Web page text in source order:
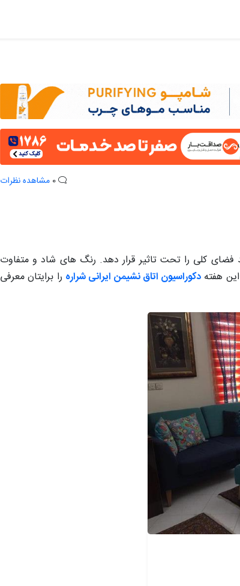
مشاهده نظرات
کلی را تحت تاثیر قرار دهد. رنگ های شاد و متفاوت
هفته دکوراسیون اتاق نشیمن ایرانی شراره را برایتان معرفی